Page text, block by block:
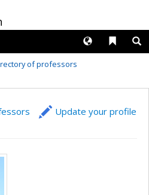
Liens
Langues
of professors
Update your profile